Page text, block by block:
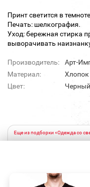
Принт светится в
Печать: шелкография.
Уход: бережная стирка
выворачивать
Производитель:
Арт-
Материал:
Хлопок
Цвет:
Черный
Еще из подборки «Одежда со